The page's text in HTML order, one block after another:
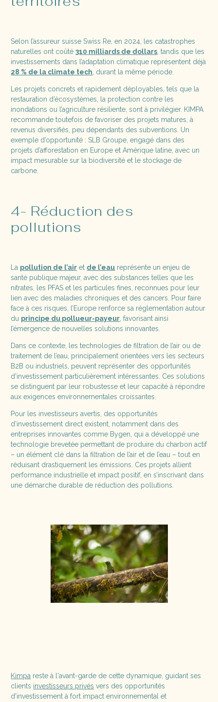
Selon l’assureur suisse Swiss Re, en 2024, les catastrophes
naturelles ont coûté310 milliards de dollars, tandis que les
investissements dans l’adaptation climatique représentent déjà
28 % de la climate tech, durant la même période.
Les projets concrets et rapidement déployables, tels que la
restauration d’écosystèmes, la protection contre les
inondations ou l’agriculture résiliente, sont à privilégier. KIMPA
recommande toutefois de favoriser des projets matures, à
revenus diversifiés, peu dépendants des subventions. Un
exemple d’opportunité : SLB Groupe, engagé dans des
projets d’afforestation en Europe et Amérique latine, avec un
impact mesurable sur la biodiversité et le stockage de
carbone.
4- Réduction des
pollutions
La pollution de l’air et de l’eau représente un enjeu de
santé publique majeur, avec des substances telles que les
nitrates, les PFAS et les particules fines, reconnues pour leur
lien avec des maladies chroniques et des cancers. Pour faire
face à ces risques, l’Europe renforce sa réglementation autour
du principe du pollueur-payeur, favorisant ainsi
l’émergence de nouvelles solutions innovantes.
Dans ce contexte, les technologies de filtration de l’air ou de
traitement de l’eau, principalement orientées vers les secteurs
B2B ou industriels, peuvent représenter des opportunités
d’investissement particulièrement intéressantes. Ces solutions
se distinguent par leur robustesse et leur capacité à répondre
aux exigences environnementales croissantes.
Pour les investisseurs avertis, des opportunités
d’investissement direct existent, notamment dans des
entreprises innovantes comme Bygen, qui a développé une
technologie brevetée permettant de produire du charbon actif
– un élément clé dans la filtration de l’air et de l’eau – tout en
réduisant drastiquement les émissions. Ces projets allient
performance industrielle et impact positif, en s’inscrivant dans
une démarche durable de réduction des pollutions.
Kimpa reste à l'avant-garde de cette dynamique, guidant ses
clients investisseurs privés vers des opportunités
d'investissement à fort impact environnemental et